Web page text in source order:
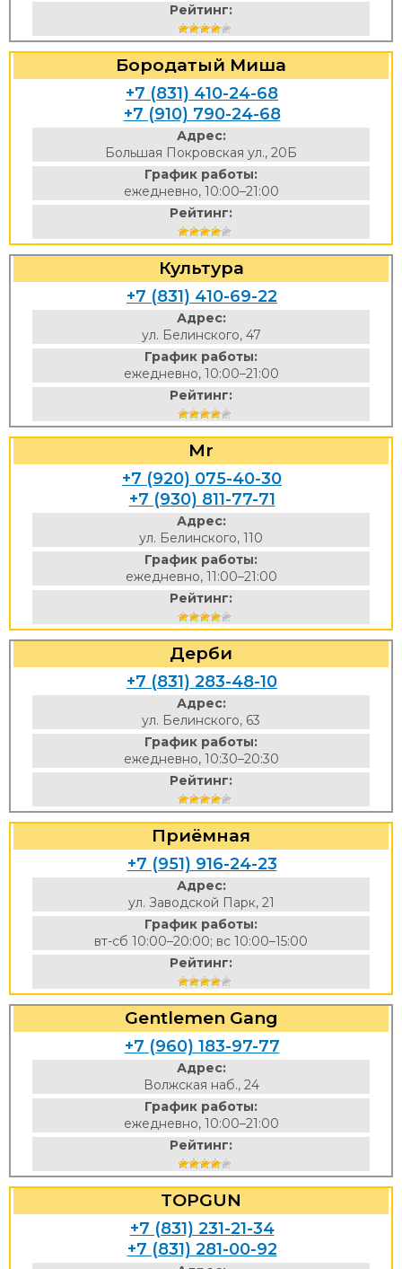
Рейтинг:
Бородатый Миша
+7 (831) 410-24-68
+7 (910) 790-24-68
Адрес:
Большая Покровская ул., 20Б
График работы:
ежедневно, 10:00–21:00
Рейтинг:
Культура
+7 (831) 410-69-22
Адрес:
ул. Белинского, 47
График работы:
ежедневно, 10:00–21:00
Рейтинг:
Mr
+7 (920) 075-40-30
+7 (930) 811-77-71
Адрес:
ул. Белинского, 110
График работы:
ежедневно, 11:00–21:00
Рейтинг:
Дерби
+7 (831) 283-48-10
Адрес:
ул. Белинского, 63
График работы:
ежедневно, 10:30–20:30
Рейтинг:
Приёмная
+7 (951) 916-24-23
Адрес:
ул. Заводской Парк, 21
График работы:
вт-сб 10:00–20:00; вс 10:00–15:00
Рейтинг:
Gentlemen Gang
+7 (960) 183-97-77
Адрес:
Волжская наб., 24
График работы:
ежедневно, 10:00–21:00
Рейтинг:
TOPGUN
+7 (831) 231-21-34
+7 (831) 281-00-92